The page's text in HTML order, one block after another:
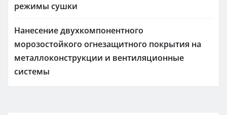
режимы сушки
Нанесение двухкомпонентного
морозостойкого огнезащитного покрытия на
металлоконструкции и вентиляционные
системы